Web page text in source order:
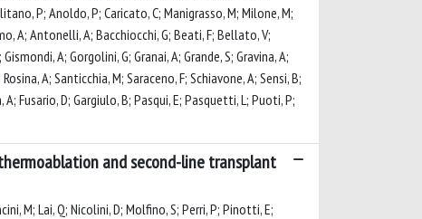
P; Anoldo, P; Caricato, C; Manigrasso, M; Milone, M;
A; Antonelli, A; Bacchiocchi, G; Beati, F; Bellato, V;
A; Gorgolini, G; Granai, A; Grande, S; Gravina, A;
A; Santicchia, M; Saraceno, F; Schiavone, A; Sensi, B;
A; Fusario, D; Gargiulo, B; Pasqui, E; Pasquetti, L; Puoti, P;
and second-line transplant
M; Lai, Q; Nicolini, D; Molfino, S; Perri, P; Pinotti, E;